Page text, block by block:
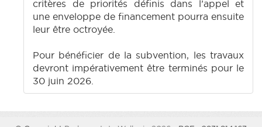
critères de priorités définis dans l’appel et
une enveloppe de financement pourra ensuite
leur être octroyée.
Pour bénéficier de la subvention, les travaux
devront impérativement être terminés pour le
30 juin 2026.